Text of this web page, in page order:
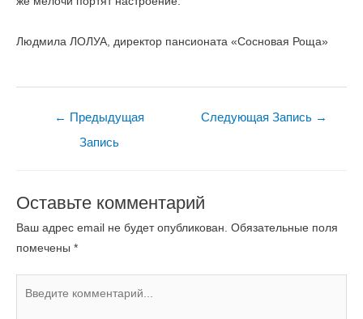
Людмила ЛОЛУА, директор пансионата «Сосновая Роща»
← Предыдущая
Запись
Следующая Запись →
Оставьте комментарий
Ваш адрес email не будет опубликован. Обязательные поля
помечены *